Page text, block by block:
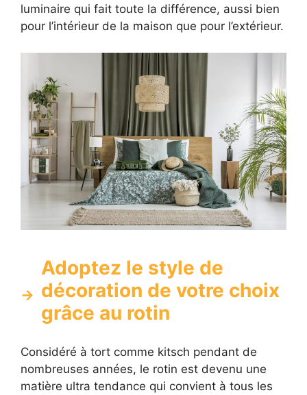
luminaire qui fait toute la différence, aussi bien
pour l’intérieur de la maison que pour l’extérieur.
Adoptez le style de
décoration de votre choix
grâce au rotin
Considéré à tort comme kitsch pendant de
nombreuses années, le rotin est devenu une
matière ultra tendance qui convient à tous les